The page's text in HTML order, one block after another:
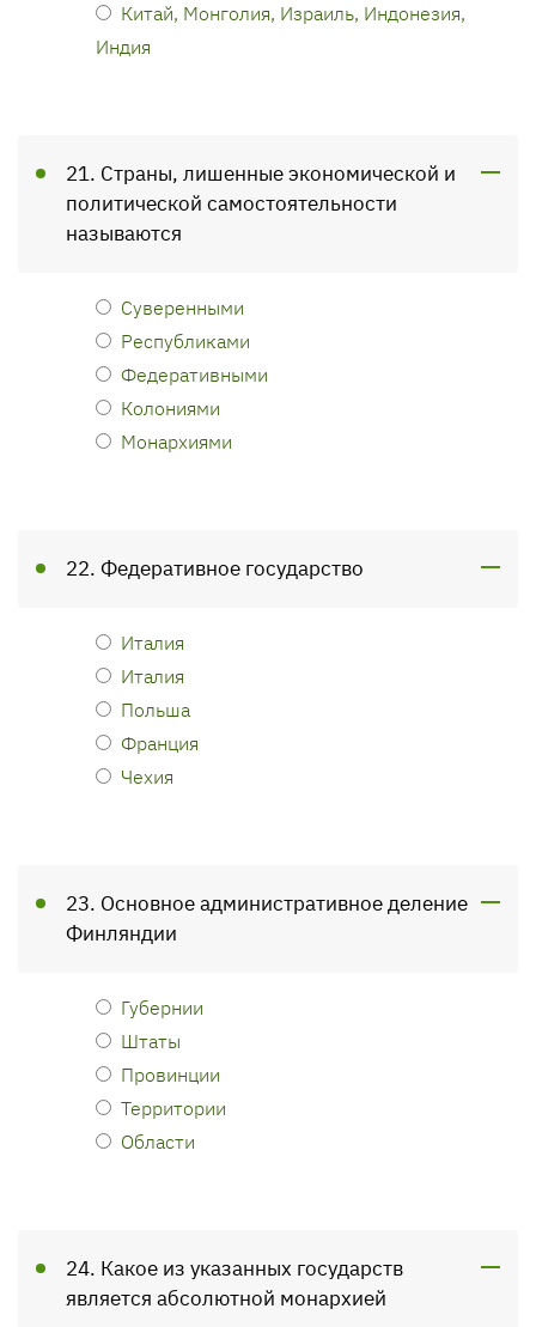
Китай, Монголия, Израиль, Индонезия,
Индия
21. Страны, лишенные экономической и
политической самостоятельности
называются
Суверенными
Республиками
Федеративными
Колониями
Монархиями
22. Федеративное государство
Италия
Италия
Польша
Франция
Чехия
23. Основное административное деление
Финляндии
Губернии
Штаты
Провинции
Территории
Области
24. Какое из указанных государств
является абсолютной монархией